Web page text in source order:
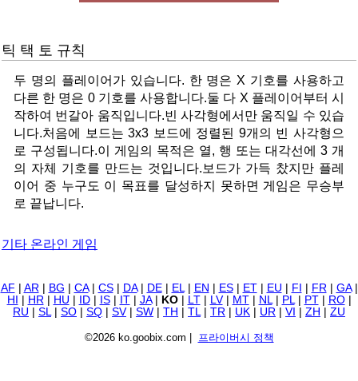
틱 택 토 규칙
두 명의 플레이어가 있습니다. 한 명은 X 기호를 사용하고
다른 한 명은 0 기호를 사용합니다.둘 다 X 플레이어부터 시
작하여 번갈아 움직입니다.빈 사각형에서만 움직일 수 있습
니다.처음에 보드는 3x3 보드에 정렬된 9개의 빈 사각형으
로 구성됩니다.이 게임의 목적은 열, 행 또는 대각선에 3 개
의 자체 기호를 만드는 것입니다.보드가 가득 찼지만 플레
이어 중 누구도 이 목표를 달성하지 못하면 게임은 무승부
로 끝납니다.
기타 온라인 게임
AF AR| BG CA| CS| DA| DE| EL| EN ES| ET| EU FI FR| GA|
HI
HR| HU ID| IS| IT| JA| KO| LT| LV| MT| NL| PL| PT| RO|
RU
SL| SO SQ SV| SW TH TL| TR UK UR VI ZH ZU
©2026 ko.goobix.com | 프라이버시 정책